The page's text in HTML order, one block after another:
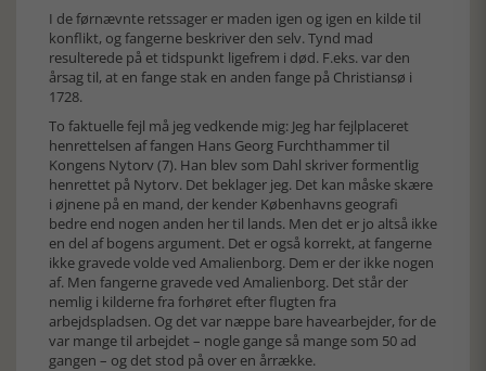
I de førnævnte retssager er maden igen og igen en kilde til
konflikt, og fangerne beskriver den selv. Tynd mad
resulterede på et tidspunkt ligefrem i død. F.eks. var den
årsag til, at en fange stak en anden fange på Christiansø i
1728.
To faktuelle fejl må jeg vedkende mig: Jeg har fejlplaceret
henrettelsen af fangen Hans Georg Furchthammer til
Kongens Nytorv (7). Han blev som Dahl skriver formentlig
henrettet på Nytorv. Det beklager jeg. Det kan måske skære
i øjnene på en mand, der kender Københavns geografi
bedre end nogen anden her til lands. Men det er jo altså ikke
en del af bogens argument. Det er også korrekt, at fangerne
ikke gravede volde ved Amalienborg. Dem er der ikke nogen
af. Men fangerne gravede ved Amalienborg. Det står der
nemlig i kilderne fra forhøret efter flugten fra
arbejdspladsen. Og det var næppe bare havearbejder, for de
var mange til arbejdet – nogle gange så mange som 50 ad
gangen – og det stod på over en årrække.